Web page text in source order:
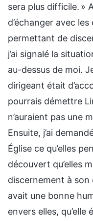
sera plus difficile. »
d’échanger avec
permettant de
j’ai signalé la
au-dessus de moi.
dirigeant était
pourrais démettre
n’auraient pas une
Ensuite, j’ai
Église ce qu’elles
découvert qu’elles
discernement à son
avait une bonne
envers elles,